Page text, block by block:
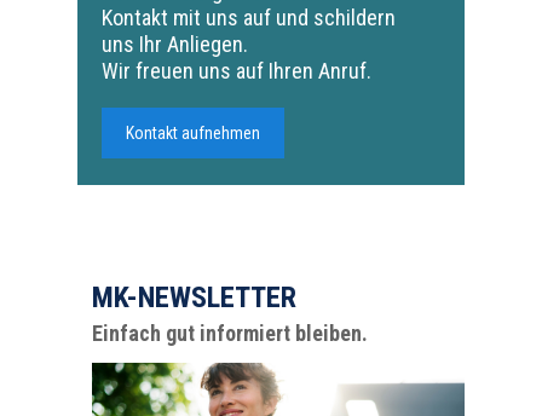
Kontakt mit uns auf und schildern
uns Ihr Anliegen.
Wir freuen uns auf Ihren Anruf.
Kontakt aufnehmen
MK-NEWSLETTER
Einfach gut informiert bleiben.